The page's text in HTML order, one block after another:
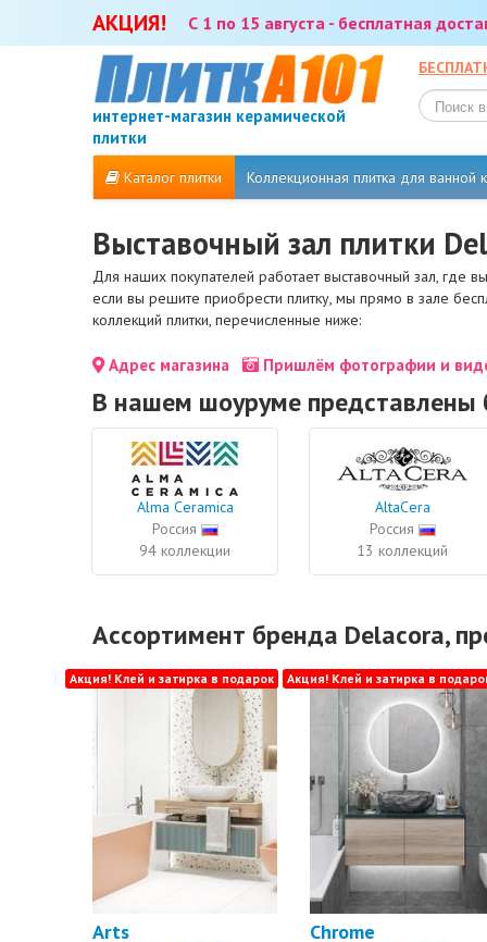
АКЦИЯ! С 1 по 15 августа - бесплатная
интернет-магазин керамической
плитки
Каталог плитки Коллекционная плитка для ванной
Выставочный зал плитки
Для наших покупателей работает выставочный зал, где
если вы решите приобрести плитку, мы прямо в зале
коллекций плитки, перечисленные ниже:
Адрес магазина Пришлём фотографии и
В нашем шоуруме представлены
Alma Ceramica
Россия
94 коллекции
AltaCera
Россия
13 коллекций
Ассортимент бренда Delacora,
Arts
Акция! Клей и затирка в подарок
Chrome
Акция! Клей и затирка в